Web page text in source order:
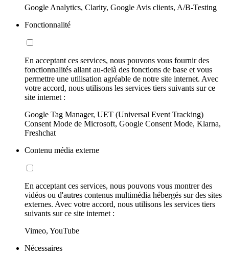
Google Analytics, Clarity, Google Avis clients, A/B-Testing
Fonctionnalité
En acceptant ces services, nous pouvons vous fournir des
fonctionnalités allant au-delà des fonctions de base et vous
permettre une utilisation agréable de notre site internet. Avec
votre accord, nous utilisons les services tiers suivants sur ce
site internet :
Google Tag Manager, UET (Universal Event Tracking)
Consent Mode de Microsoft, Google Consent Mode, Klarna,
Freshchat
Contenu média externe
En acceptant ces services, nous pouvons vous montrer des
vidéos ou d'autres contenus multimédia hébergés sur des sites
externes. Avec votre accord, nous utilisons les services tiers
suivants sur ce site internet :
Vimeo, YouTube
Nécessaires